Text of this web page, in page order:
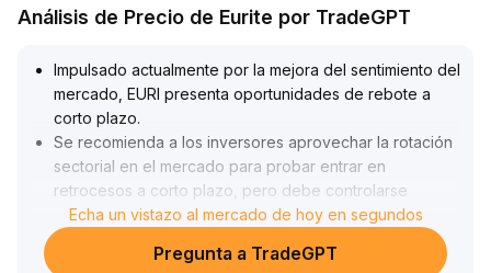
Análisis de Precio de Eurite por TradeGPT
Impulsado actualmente por la mejora del sentimiento del
mercado, EURI presenta oportunidades de rebote a
corto plazo.
Se recomienda a los inversores aprovechar la rotación
sectorial en el mercado para probar entrar en
retrocesos a corto plazo, pero debe controlarse
estrictamente el tamaño de la posición para prevenir
caídas inesperadas
La tendencia a medio y largo plazo aún no se ha
Echa un vistazo al mercado de hoy en segundos
Pregunta a TradeGPT